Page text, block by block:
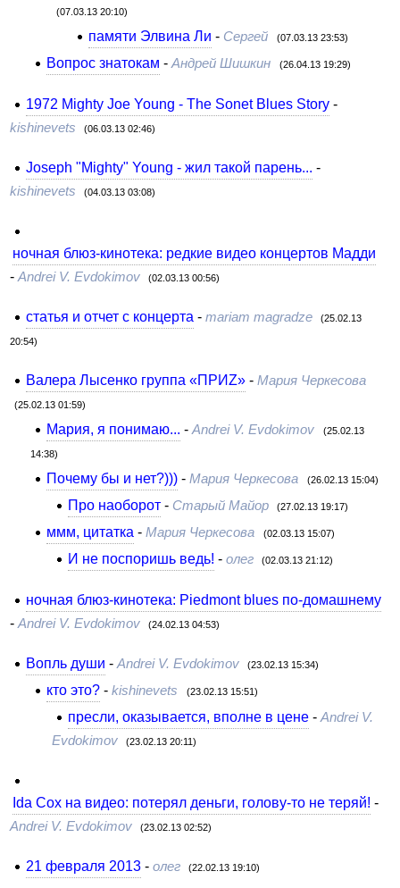
(07.03.13 20:10)
памяти Элвина Ли - Сергей (07.03.13 23:53)
Вопрос знатокам -Андрей Шишкин (26.04.13 19:29)
1972 Mighty Joe Young - The Sonet Blues Story-
kishinevets (06.03.13 02:46)
Joseph "Mighty" Young - жил такой парень... -
kishinevets (04.03.13 03:08)
ночная блюз-кинотека: редкие видео концертов Мадди
- Andrei V. Evdokimov (02.03.13 00:56)
статья и отчет с концерта - mariam magradze (25.02.13
20:54)
Валера Лысенко группа «ПРИZ»- Мария Черкесова
(25.02.13 01:59)
Мария, я понимаю... -Andrei V. Evdokimov (25.02.13
14:38)
Почему бы и нет?))) -Мария Черкесова (26.02.13 15:04)
Про наоборот- Старый Майор (27.02.13 19:17)
ммм, цитатка -Мария Черкесова (02.03.13 15:07)
И не поспоришь ведь! - олег (02.03.13 21:12)
ночная блюз-кинотека: Piedmont blues по-домашнему
- Andrei V. Evdokimov (24.02.13 04:53)
Вопль души - Andrei V. Evdokimov (23.02.13 15:34)
кто это? -kishinevets (23.02.13 15:51)
пресли, оказывается, вполне в цене- Andrei V.
Evdokimov
(23.02.13 20:11)
Ida Cox на видео: потерял деньги, голову-то не теряй! -
Andrei V. Evdokimov (23.02.13 02:52)
21 февраля 2013- олег (22.02.13 19:10)